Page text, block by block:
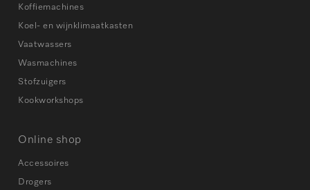
Koffiemachines
Koel- en wijnklimaatkasten
Vaatwassers
Wasmachines
Stofzuigers
Kookworkshops
Online shop
Accessoires
Drogers